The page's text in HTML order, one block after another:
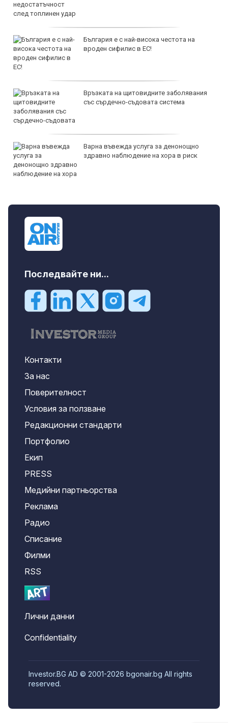
България е с най-висока честота на
вроден сифилис в ЕС!
Връзката на щитовидните заболявания
със сърдечно-съдовата система
Варна въвежда услуга за денонощно
здравно наблюдение на хора в риск
Последвайте ни...
Контакти
За нас
Поверителност
Условия за ползване
Редакционни стандарти
Портфолио
Екип
PRESS
Медийни партньорства
Реклама
Радио
Списание
Филми
RSS
Лични данни
Confidentiality
Investor.BG AD © 2001-2026 bgonair.bg All rights
reserved.